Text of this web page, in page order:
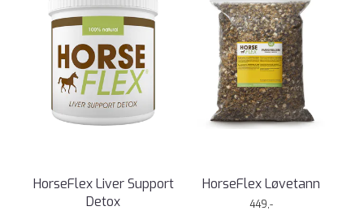
HorseFlex Liver Support
Detox
HorseFlex Løvetann
449,-